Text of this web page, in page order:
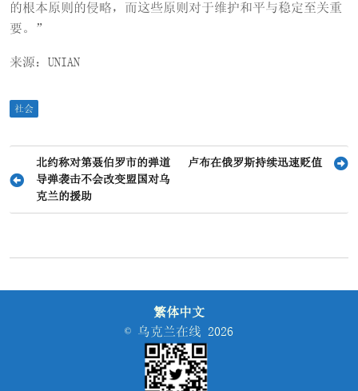
的根本原则的侵略，而这些原则对于维护和平与稳定至关重
要。”
来源：UNIAN
社会
章
导
北约称对第聂伯罗市的弹道
导弹袭击不会改变盟国对乌
克兰的援助
卢布在俄罗斯持续迅速贬值
繁体中文
© 乌克兰在线 2026